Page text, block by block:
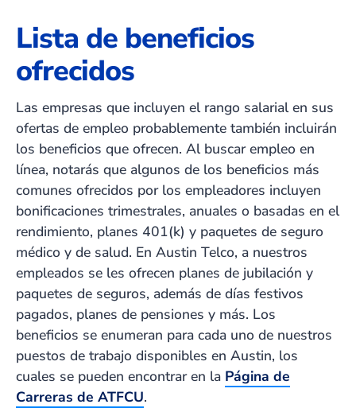
Lista de beneficios
ofrecidos
Las empresas que incluyen el rango salarial en sus
ofertas de empleo probablemente también incluirán
los beneficios que ofrecen. Al buscar empleo en
línea, notarás que algunos de los beneficios más
comunes ofrecidos por los empleadores incluyen
bonificaciones trimestrales, anuales o basadas en el
rendimiento, planes 401(k) y paquetes de seguro
médico y de salud. En Austin Telco, a nuestros
empleados se les ofrecen planes de jubilación y
paquetes de seguros, además de días festivos
pagados, planes de pensiones y más. Los
beneficios se enumeran para cada uno de nuestros
puestos de trabajo disponibles en Austin, los
cuales se pueden encontrar en la Página de
Carreras de ATFCU.